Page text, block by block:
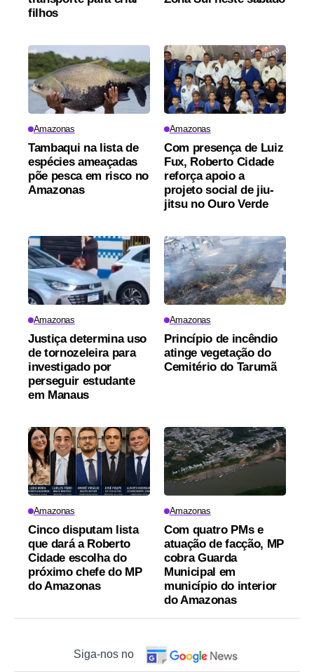
filhos
Amazonas
Tambaqui na lista de
espécies ameaçadas
põe pesca em risco no
Amazonas
Amazonas
Com presença de Luiz
Fux, Roberto Cidade
reforça apoio a
projeto social de jiu-
jitsu no Ouro Verde
Amazonas
Justiça determina uso
de tornozeleira para
investigado por
perseguir estudante
em Manaus
Amazonas
Princípio de incêndio
atinge vegetação do
Cemitério do Tarumã
Amazonas
Cinco disputam lista
que dará a Roberto
Cidade escolha do
próximo chefe do MP
do Amazonas
Amazonas
Com quatro PMs e
atuação de facção, MP
cobra Guarda
Municipal em
município do interior
do Amazonas
Siga-nos no